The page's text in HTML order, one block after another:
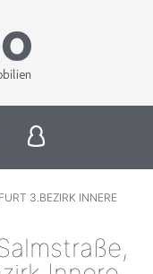
3.BEZIRK INNERE